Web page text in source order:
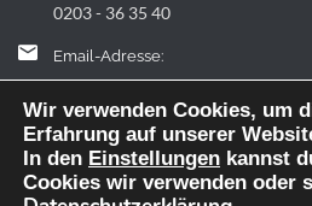
0203 - 36 35 40
Email-Adresse:
landfermann.gymnasium[at]stadt-
Wir verwenden Cookies, um
Erfahrung auf unserer
In den Einstellungen kannst
Cookies wir verwenden oder